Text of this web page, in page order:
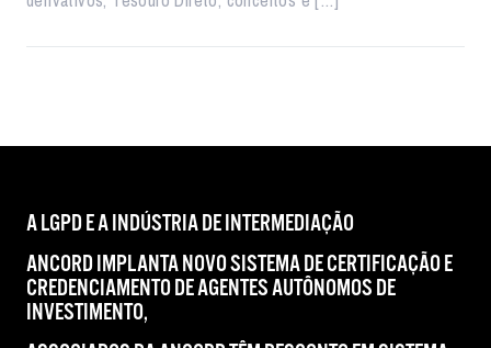
A LGPD E A INDÚSTRIA DE INTERMEDIAÇÃO
ANCORD IMPLANTA NOVO SISTEMA DE CERTIFICAÇÃO E
CREDENCIAMENTO DE AGENTES AUTÔNOMOS DE
INVESTIMENTO,